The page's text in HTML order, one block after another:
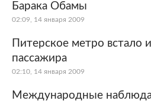
Барака Обамы
02:09, 14 января 2009
Питерское метро встало
пассажира
02:10, 14 января 2009
Международные